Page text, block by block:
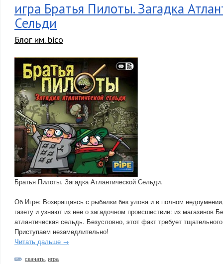
игра Братья Пилоты. Загадка
Сельди
Блог им. bico
Братья Пилоты. Загадка Атлантической Сельди.
Об Игре: Возвращаясь с рыбалки без улова и в полном
газету и узнают из нее о загадочном происшествии: из магазинов
атлантическая сельдь. Безусловно, этот факт требует
Приступаем незамедлительно!
Читать дальше →
скачать игра